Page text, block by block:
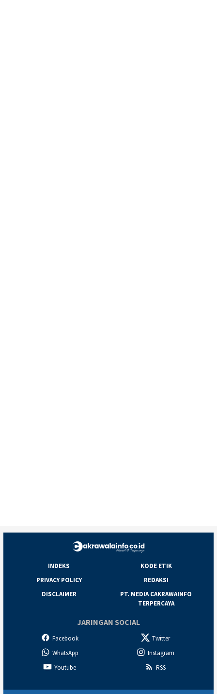
INDEKS
KODE ETIK
PRIVACY POLICY
REDAKSI
DISCLAIMER
PT. MEDIA CAKRAWAINFO
TERPERCAYA
JARINGAN SOCIAL
Facebook
Twitter
WhatsApp
Instagram
Youtube
RSS